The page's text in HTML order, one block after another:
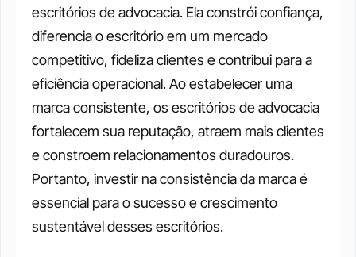
escritórios de advocacia. Ela constrói confiança,
diferencia o escritório em um mercado
competitivo, fideliza clientes e contribui para a
eficiência operacional. Ao estabelecer uma
marca consistente, os escritórios de advocacia
fortalecem sua reputação, atraem mais clientes
e constroem relacionamentos duradouros.
Portanto, investir na consistência da marca é
essencial para o sucesso e crescimento
sustentável desses escritórios.